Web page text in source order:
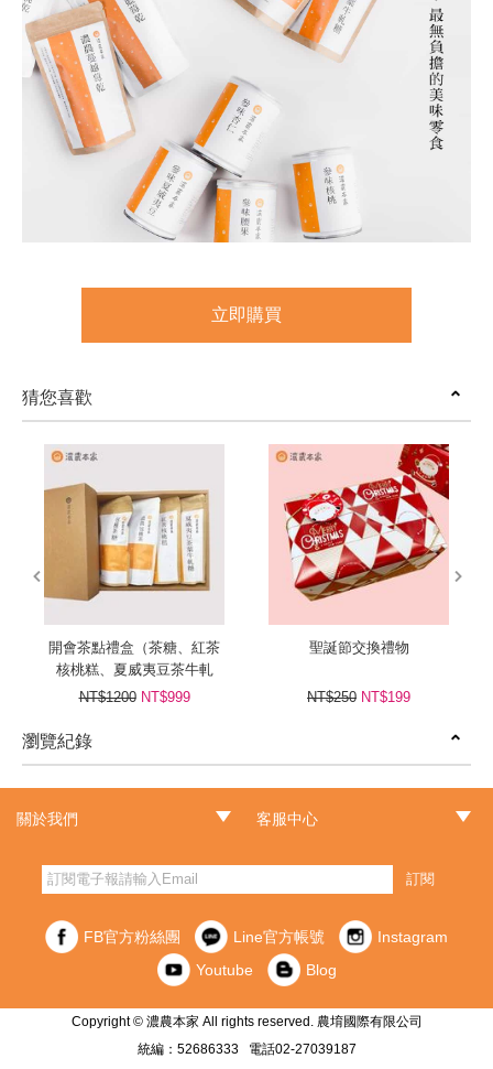
立即購買
猜您喜歡
開會茶點禮盒（茶糖、紅茶
核桃糕、夏威夷豆茶牛軋
糖、包種茶包）
NT$1200 NT$999
聖誕節交換禮物
NT$250 NT$199
瀏覽紀錄
prev
next
關於我們 客服中心
訂閱
FB官方粉絲團 Line官方帳號
Instagram
Youtube
Blog
Copyright © 濃農本家 All rights reserved. 農堉國際有限公司
統編：52686333 電話02-27039187